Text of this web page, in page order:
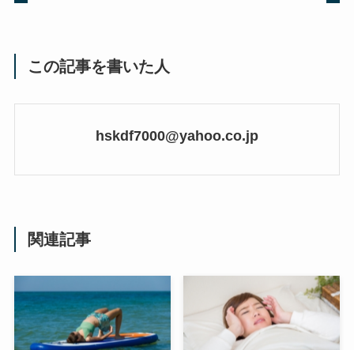
この記事を書いた人
hskdf7000@yahoo.co.jp
関連記事